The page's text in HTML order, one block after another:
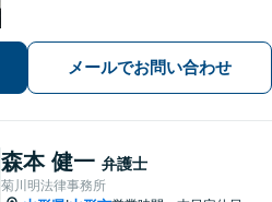
メールでお問い合わせ
森本 健一 弁護士
菊川明法律事務所